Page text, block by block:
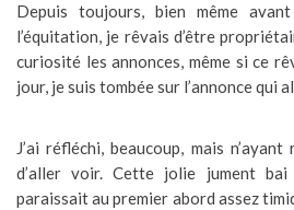
Depuis toujours, bien même
l’équitation, je rêvais d’être
curiosité les annonces, même si ce
jour, je suis tombée sur l’annonce qui
J’ai réfléchi, beaucoup, mais
d’aller voir. Cette jolie jument bai
paraissait au premier abord assez